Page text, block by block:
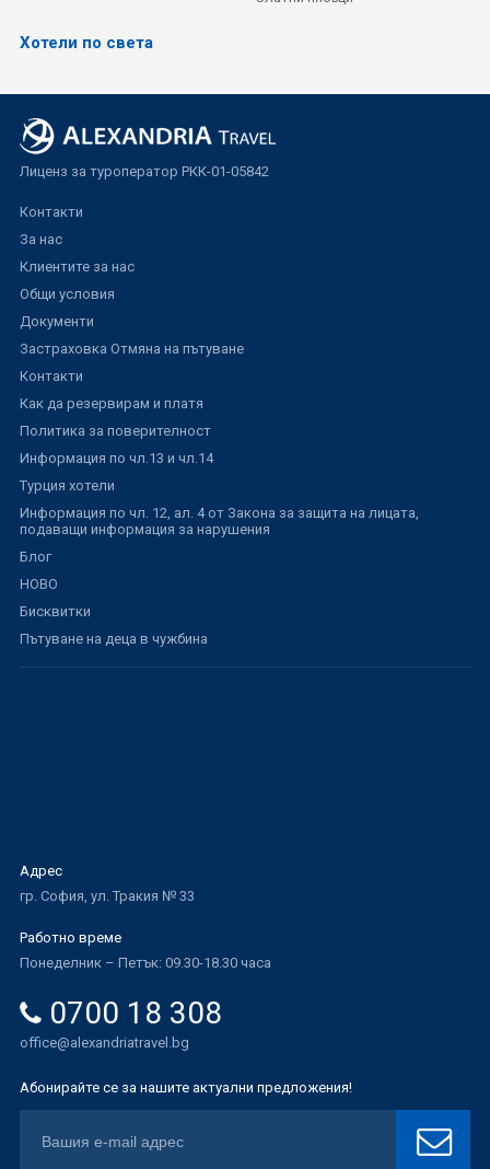
Хотели по света
Лиценз за туроператор РКК-01-05842
Контакти
За нас
Клиентите за нас
Общи условия
Документи
Застраховка Отмяна на пътуване
Контакти
Как да резервирам и платя
Политика за поверителност
Информация по чл.13 и чл.14
Турция хотели
Информация по чл. 12, ал. 4 от Закона за защита на лицата,
подаващи информация за нарушения
Блог
НОВО
Бисквитки
Пътуване на деца в чужбина
Адрес
гр. София, ул. Тракия № 33
Работно време
Понеделник – Петък: 09.30-18.30 часа
0700 18 308
office@alexandriatravel.bg
Абонирайте се за нашите актуални предложения!